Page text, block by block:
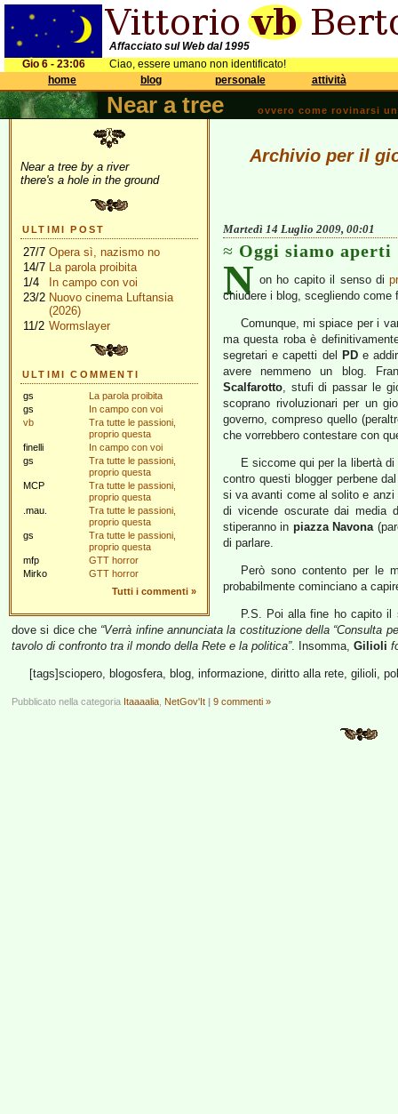
Affacciato sul Web dal 1995
Gio 6 - 23:06
Ciao, essere umano non identificato!
home
blog personale attività
Near a tree ovvero come rovinarsi
Near a tree by a river
there's a hole in the ground
ULTIMI POST
27/7 Opera sì, nazismo no
14/7 La parola proibita
1/4
In campo con voi
23/2 Nuovo cinema Luftansia
(2026)
11/2 Wormslayer
ULTIMI COMMENTI
gs
La parola proibita
gs
In campo con voi
vb
Tra tutte le passioni,
proprio questa
finelli
In campo con voi
gs
Tra tutte le passioni,
proprio questa
MCP
Tra tutte le passioni,
proprio questa
.mau.
Tra tutte le passioni,
proprio questa
gs
Tra tutte le passioni,
proprio questa
mfp
GTT horror
Mirko
GTT horror
Tutti i commenti »
Archivio per il
Martedì 14 Luglio 2009, 00:01
Oggi siamo aperti
N on ho capito il senso di
chiudere i blog, scegliendo come
Comunque, mi spiace per i
ma questa roba è
segretari e capetti del
PDe
avere nemmeno un blog.
Scalfarotto, stufi di passar le
scoprano rivoluzionari per un
governo, compreso quello
che vorrebbero contestare con
E siccome qui per la libertà
contro questi blogger perbene
si va avanti come al solito e
di vicende oscurate dai
stiperanno in piazza Navona
di parlare.
Però sono contento per le
probabilmente cominciano a
P.S. Poi alla fine ho capito il
dove si dice che “Verrà infine annunciata la costituzione della “Consulta
tavolo di confronto tra il mondo della Rete e la politica”. Insomma, Gilioli
[tags]sciopero, blogosfera, blog, informazione, diritto alla rete, gilioli,
Pubblicato nella categoria Itaaaalia NetGov'It | 9 commenti »